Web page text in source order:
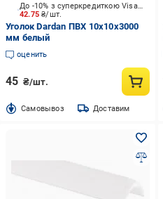
42.75₴/шт.
До -10% з суперкредиткою Visa Вигода
Уголок Dardan ПВХ 10х10х3000
мм белый
оценить
45 ₴/шт.
Cамовывоз Доставим